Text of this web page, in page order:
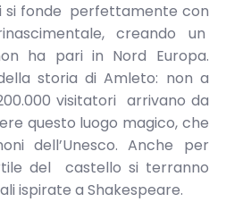
si fonde perfettamente con
creando un
ha pari in Nord Europa.
storia di Amleto: non a
visitatori arrivano da
questo luogo magico, che
dell’Unesco. Anche per
del castello si terranno
ispirate a Shakespeare.